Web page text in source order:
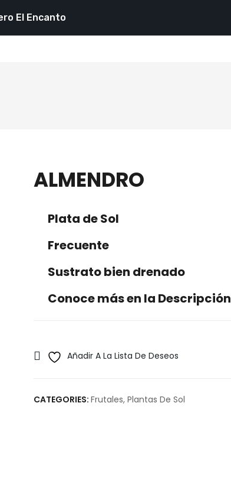
ALMENDRO
Plata de Sol
Frecuente
Sustrato bien drenado
Conoce más en la Descripción
Añadir A La Lista De Deseos
CATEGORIES: Frutales, Plantas De Sol
El Encanto